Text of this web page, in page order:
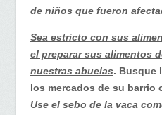
de niños que fueron
Sea estricto con sus
el preparar sus alimentos
nuestras abuelas. Busque
los mercados de su barrio
Use el sebo de la vaca